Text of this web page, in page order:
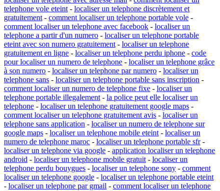
telephone vole eteint - localiser un telephone discrètement et
gratuitement - comment localiser un telephone portable vole -
comment localiser un telephone avec facebook - localiser un
telephone a partir d'un numero - localiser un telephone portable
eteint avec son numero gratuitement - localiser un telephone
gratuitement en ligne - localiser un telephone perdu iphone - code
pour localiser un numero de telephone - localiser un telephone grâce
à son numero - localiser un telephone par numero - localiser un
telephone sans - localiser un telephone portable sans inscription -
comment localiser un numero de telephone fixe - localiser un
telephone portable illegalement - la police peut elle localiser un
telephone - localiser un telephone gratuitement google maps -
comment localiser un telephone gratuitement avis - localiser un
telephone sans application - localiser un numero de telephone sur
google maps - localiser un telephone mobile eteint - localiser un
numero de telephone maroc - localiser un telephone portable sfr-
localiser un telephone via google - application localiser un telephone
android - localiser un telephone mobile gratuit - localiser un
telephone perdu bouygues - localiser un telephone sony - comment
localiser un telephone google - localiser un telephone portable eteint
- localiser un telephone par gmail - comment localiser un telephone